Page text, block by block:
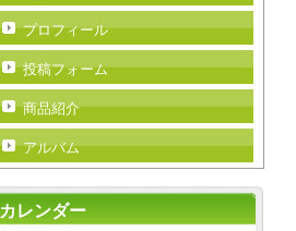
プロフィール
投稿フォーム
商品紹介
アルバム
カレンダー